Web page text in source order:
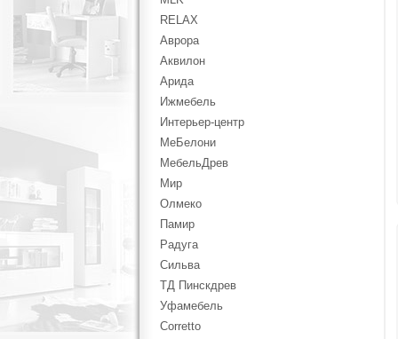
RELAX
Аврора
Аквилон
Арида
Ижмебель
Интерьер-центр
МеБелони
МебельДрев
Мир
Олмеко
Памир
Радуга
Сильва
ТД Пинскдрев
Уфамебель
Corretto